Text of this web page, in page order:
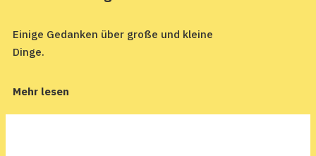
Einige Gedanken über große und kleine
Dinge.
Mehr lesen